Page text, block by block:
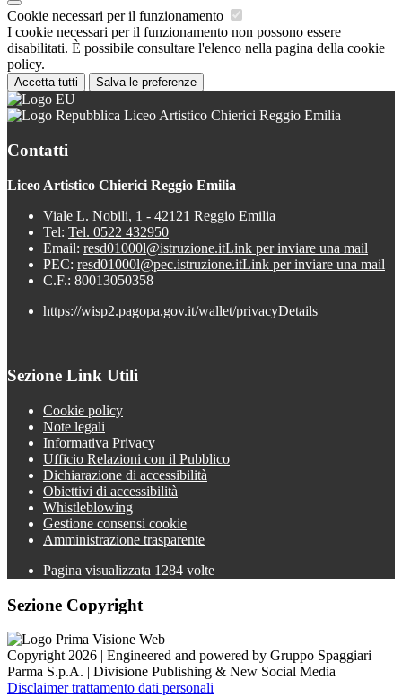
Cookie necessari per il funzionamento
I cookie necessari per il funzionamento non possono essere
disabilitati. È possibile consultare l'elenco nella pagina della cookie
policy.
Accetta tutti Salva le preferenze
Liceo Artistico Chierici Reggio Emilia
Contatti
Liceo Artistico Chierici Reggio Emilia
Viale L. Nobili, 1 - 42121 Reggio Emilia
Tel: Tel. 0522 432950
Email: resd01000l@istruzione.itLink per inviare una mail
PEC: resd01000l@pec.istruzione.itLink per inviare una mail
C.F.: 80013050358
https://wisp2.pagopa.gov.it/wallet/privacyDetails
Sezione Link Utili
Cookie policy
Note legali
Informativa Privacy
Ufficio Relazioni con il Pubblico
Dichiarazione di accessibilità
Obiettivi di accessibilità
Whistleblowing
Gestione consensi cookie
Amministrazione trasparente
Pagina visualizzata 1284 volte
Sezione Copyright
Copyright 2026 | Engineered and powered by Gruppo Spaggiari
Parma S.p.A. | Divisione Publishing & New Social Media
Disclaimer trattamento dati personali